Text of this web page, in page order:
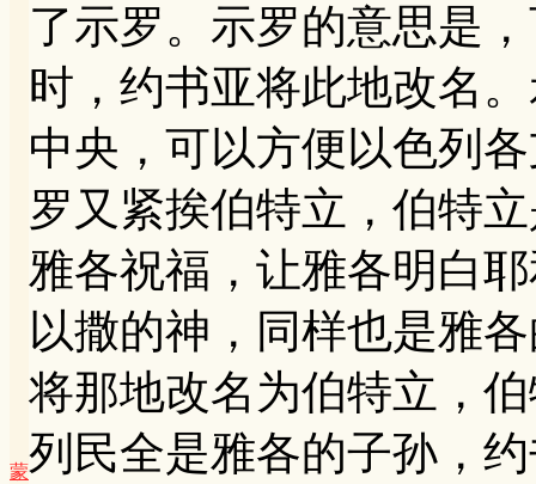
蒙
了示罗。示罗的意思是
时，约书亚将此地改名
中央，可以方便以色列
罗又紧挨伯特立，伯特
雅各祝福，让雅各明白
以撒的神，同样也是雅
将那地改名为伯特立，
列民全是雅各的子孙，